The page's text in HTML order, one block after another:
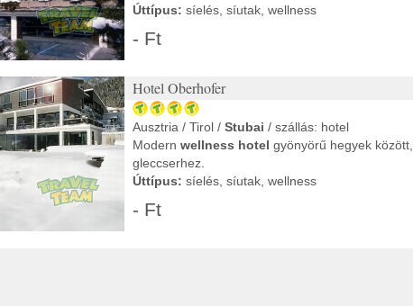
Úttípus: síelés, síutak, wellness
- Ft
Hotel Oberhofer
Ausztria / Tirol / Stubai / szállás: hotel
Modern wellness hotel gyönyörű hegyek
gleccserhez.
Úttípus: síelés, síutak, wellness
- Ft